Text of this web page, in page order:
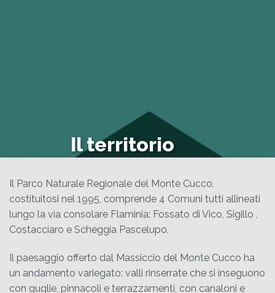
Il territorio
Il Parco Naturale Regionale del Monte Cucco,
costituitosi nel 1995, comprende 4 Comuni tutti allineati
lungo la via consolare Flaminia: Fossato di Vico, Sigillo ,
Costacciaro e Scheggia Pascelupo.
Il paesaggio offerto dal Massiccio del Monte Cucco ha
un andamento variegato: valli rinserrate che si inseguono
con guglie, pinnacoli e terrazzamenti, con canaloni e